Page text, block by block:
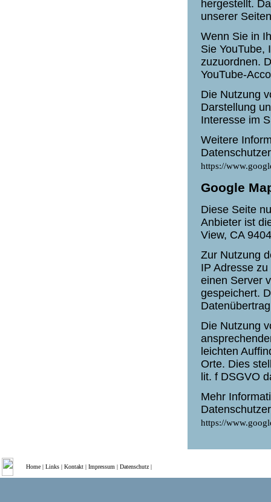
hergestellt.
unserer
Wenn Sie in
Sie YouTube,
zuzuordnen.
YouTube-
Die Nutzung
Darstellung
Interesse im
Weitere
https://
Google
Diese Seite
Anbieter ist
View, CA
Zur Nutzung
IP Adresse
einen Server
gespeichert.
Die Nutzung
leichten
Orte. Dies
lit. f DSGVO
Mehr
https://
Home | Links | Kontakt | Impressum | Datenschutz |